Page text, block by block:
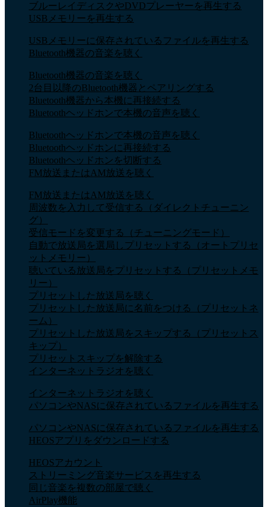
ブルーレイディスクやDVDプレーヤーを再生する
USBメモリーを再生する
USBメモリーに保存されているファイルを再生する
Bluetooth機器の音楽を聴く
Bluetooth機器の音楽を聴く
2台目以降のBluetooth機器とペアリングする
Bluetooth機器から本機に再接続する
Bluetoothヘッドホンで本機の音声を聴く
Bluetoothヘッドホンで本機の音声を聴く
Bluetoothヘッドホンに再接続する
Bluetoothヘッドホンを切断する
FM放送またはAM放送を聴く
FM放送またはAM放送を聴く
周波数を入力して受信する（ダイレクトチューニン
グ）
受信モードを変更する（チューニングモード）
自動で放送局を選局しプリセットする（オートプリセ
ットメモリー）
聴いている放送局をプリセットする（プリセットメモ
リー）
プリセットした放送局を聴く
プリセットした放送局に名前をつける（プリセットネ
ーム）
プリセットした放送局をスキップする（プリセットス
キップ）
プリセットスキップを解除する
インターネットラジオを聴く
インターネットラジオを聴く
パソコンやNASに保存されているファイルを再生する
パソコンやNASに保存されているファイルを再生する
HEOSアプリをダウンロードする
HEOSアカウント
ストリーミング音楽サービスを再生する
同じ音楽を複数の部屋で聴く
AirPlay機能